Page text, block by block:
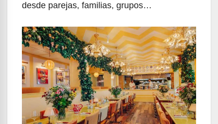
desde parejas, familias, grupos…